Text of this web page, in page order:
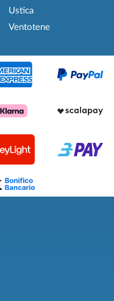
Ustica
Ventotene